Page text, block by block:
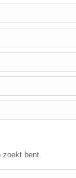
zoekt bent.